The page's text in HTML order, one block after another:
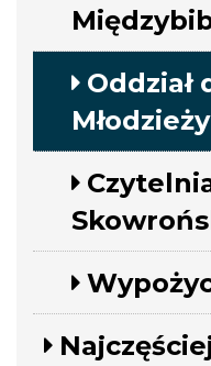
Oddział
Młodzieży